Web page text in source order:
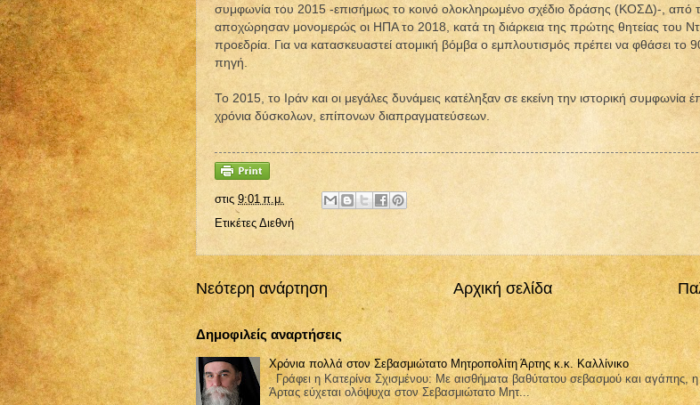
συμφωνία του 2015 -επισήμως το κοινό ολοκληρωμένο σχέδιο δράσης (ΚΟΣΔ)-, από
αποχώρησαν μονομερώς οι ΗΠΑ το 2018, κατά τη διάρκεια της πρώτης θητείας του
προεδρία. Για να κατασκευαστεί ατομική βόμβα ο εμπλουτισμός πρέπει να φθάσει το
πηγή.
Το 2015, το Ιράν και οι μεγάλες δυνάμεις κατέληξαν σε εκείνη την ιστορική συμφωνία
χρόνια δύσκολων, επίπονων διαπραγματεύσεων.
στις 9:01 π.μ.
Ετικέτες Διεθνή
Νεότερη ανάρτηση Αρχική σελίδα
Δημοφιλείς αναρτήσεις
Χρόνια πολλά στον Σεβασμιώτατο Μητροπολίτη Άρτης κ.κ. Καλλίνικο
Γράφει η Κατερίνα Σχισμένου: Με αισθήματα βαθύτατου σεβασμού και αγάπης, η
Άρτας εύχεται ολόψυχα στον Σεβασμιώτατο Μητ...